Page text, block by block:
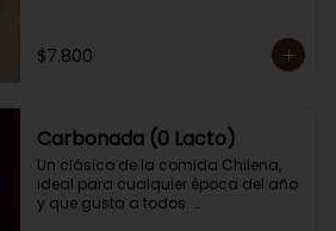
Contiene crema de leche.
Porción individual lista para servir
$7.800
Carbonada (0 Lacto)
Un clásico de la comida Chilena,
ideal para cualquier época del año
y que gusta a todos.